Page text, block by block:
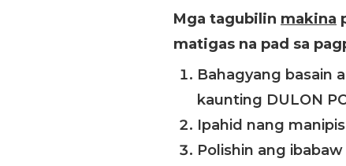
Mga tagubilin makina
matigas na pad sa
Bahagyang basain
kaunting DULON
Ipahid nang
Polishin ang